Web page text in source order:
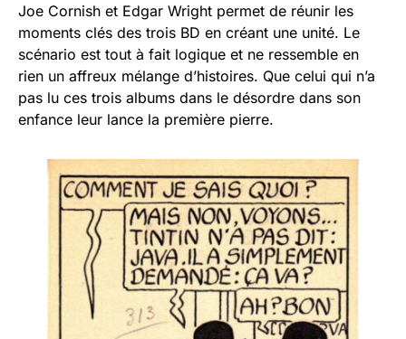
Joe Cornish et Edgar Wright permet de réunir les
moments clés des trois BD en créant une unité. Le
scénario est tout à fait logique et ne ressemble en
rien un affreux mélange d’histoires. Que celui qui n’a
pas lu ces trois albums dans le désordre dans son
enfance leur lance la première pierre.